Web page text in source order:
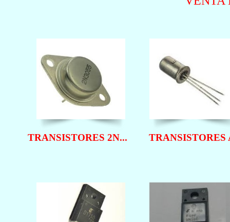
TRANSISTORES 2N... TRANSISTORES